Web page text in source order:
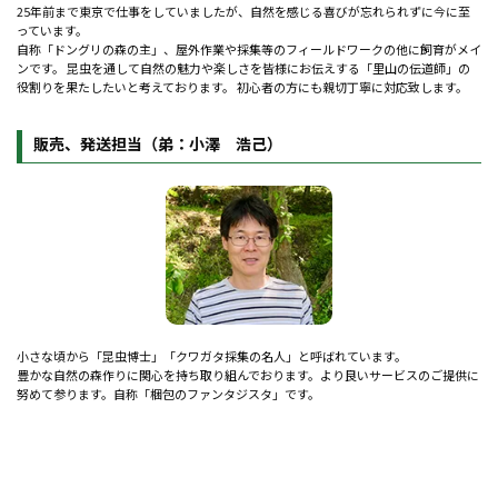
25年前まで東京で仕事をしていましたが、自然を感じる喜びが忘れられずに今に至
っています。
自称「ドングリの森の主」、屋外作業や採集等のフィールドワークの他に飼育がメイ
ンです。 昆虫を通して自然の魅力や楽しさを皆様にお伝えする「里山の伝道師」の
役割りを果たしたいと考えております。 初心者の方にも親切丁寧に対応致します。
販売、発送担当（弟：小澤 浩己）
小さな頃から「昆虫博士」「クワガタ採集の名人」と呼ばれています。
豊かな自然の森作りに関心を持ち取り組んでおります。より良いサービスのご提供に
努めて参ります。自称「梱包のファンタジスタ」です。